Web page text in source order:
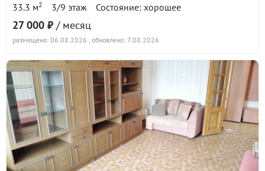
Юредической Академии.
Магазины, аптеки рядом. Охраняемый закрытый
двор, видеоохрана в подъездах и лифтах, консьерж.
Коммунальные платежи оплачиваются
дополнительно по квитанции.
Депозит 20 000 рублей , можно разделить на
несколько частей. Показ в удобное для вас время по
согласованию. Звоните- отвечу на все вопросы.
ID объекта в нашей базе: 15996
2-к квартира · 70 м² · 21/24 этаж
11 июля 2026
90 дн.
в аренде
55 000
800 ₽/м²
1-к квартира · 38.4 м² · 18/22 этаж
24 июля 2026
90 дн.
в аренде
30 000
800 ₽/м²
33.3 м2 3/9 этаж Состояние: хорошее
27 000 ₽ / месяц
размещено: 06.08.2026 , обновлено: 7.08.2026